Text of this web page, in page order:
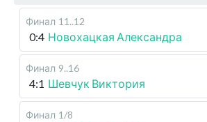
Финал 11..12
0:4 Новохацкая Александра
Финал 9..16
4:1 Шевчук Виктория
Финал 1/8